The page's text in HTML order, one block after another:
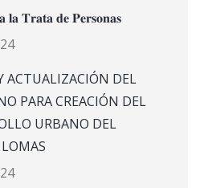
𝐥𝐚 𝐓𝐫𝐚𝐭𝐚 𝐝𝐞 𝐏𝐞𝐫𝐬𝐨𝐧𝐚𝐬
ACTUALIZACIÓN DEL
PARA CREACIÓN DEL
URBANO DEL